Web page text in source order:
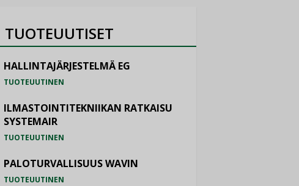
TUOTEUUTISET
HALLINTAJÄRJESTELMÄ EG
TUOTEUUTINEN
ILMASTOINTITEKNIIKAN RATKAISU
SYSTEMAIR
TUOTEUUTINEN
PALOTURVALLISUUS WAVIN
TUOTEUUTINEN